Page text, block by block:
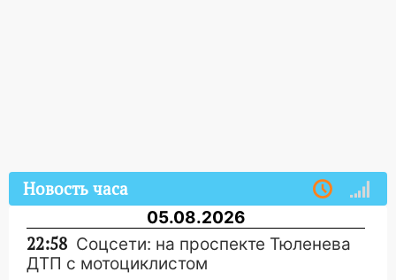
Новость часа
05.08.2026
22:58 Соцсети: на проспекте Тюленева
ДТП с мотоциклистом